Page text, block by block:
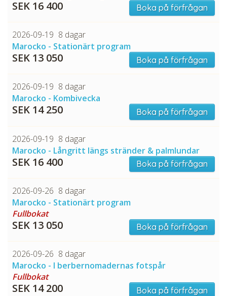
SEK 16 400 Boka på förfrågan
2026-09-19 8 dagar
Marocko - Stationärt program
SEK 13 050 Boka på förfrågan
2026-09-19 8 dagar
Marocko - Kombivecka
SEK 14 250 Boka på förfrågan
2026-09-19 8 dagar
Marocko - Långritt längs stränder & palmlundar
SEK 16 400 Boka på förfrågan
2026-09-26 8 dagar
Marocko - Stationärt program
Fullbokat
SEK 13 050 Boka på förfrågan
2026-09-26 8 dagar
Marocko - I berbernomadernas fotspår
Fullbokat
SEK 14 200 Boka på förfrågan